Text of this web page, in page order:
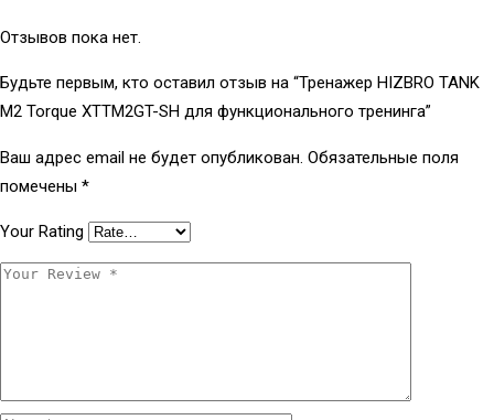
Отзывов пока нет.
Будьте первым, кто оставил отзыв на “Тренажер HIZBRO TANK
M2 Torque XTTM2GT-SH для функционального тренинга”
Ваш адрес email не будет опубликован. Обязательные поля
помечены *
Your Rating